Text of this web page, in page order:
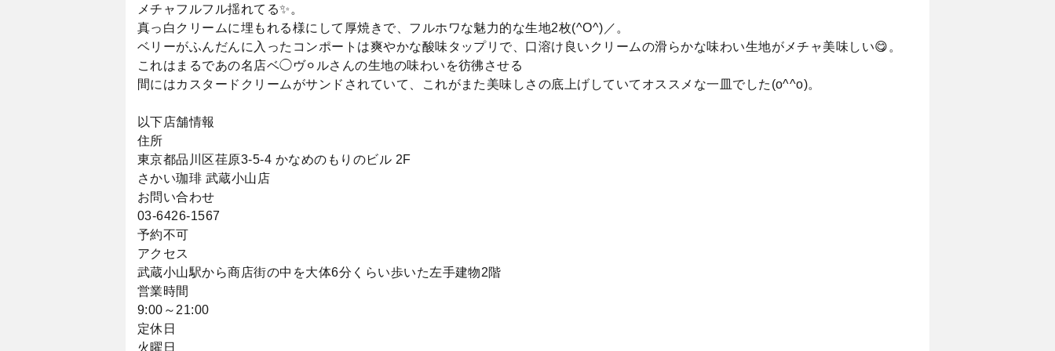
メチャフルフル揺れてる✨。
真っ白クリームに埋もれる様にして厚焼きで、フルホワな魅力的な生地2枚(^O^)／。
ベリーがふんだんに入ったコンポートは爽やかな酸味タップリで、口溶け良いクリームの滑らかな味わい生地がメチャ美味しい😋。
これはまるであの名店ベ◯ヴ⚪︎ルさんの生地の味わいを彷彿させる
間にはカスタードクリームがサンドされていて、これがまた美味しさの底上げしていてオススメな一皿でした(o^^o)。
以下店舗情報
住所
東京都品川区荏原3-5-4 かなめのもりのビル 2F
さかい珈琲 武蔵小山店
お問い合わせ
03-6426-1567
予約不可
アクセス
武蔵小山駅から商店街の中を大体6分くらい歩いた左手建物2階
営業時間
9:00～21:00
定休日
火曜日